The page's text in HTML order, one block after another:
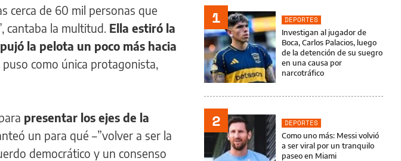
cerca de 60 mil personas que
cantaba la multitud. Ella estiró la
la pelota un poco más hacia
como única protagonista,
presentar los ejes de la
un para qué –”volver a ser la
democrático y un consenso
1
DEPORTES
Investigan al jugador de
Boca, Carlos Palacios, luego
de la detención de su suegro
en una causa por
narcotráfico
2
DEPORTES
Como uno más: Messi volvió
a ser viral por un tranquilo
paseo en Miami